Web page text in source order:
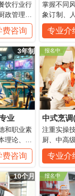
饮行业行
政管理、
作传统黔
专于中、
费咨询
掌握不同
象订制、
化妆造型
专业介
业
3年制
和职业素
理论、网
商直播、
时了解烹
复合型人
费咨询
报名中
中式烹调
注重实操
厨、中高
求掌握餐
等相关知
场流行菜
专业介
10个月 报名中